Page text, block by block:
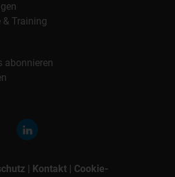
& Training
abonnieren
| Kontakt | Cookie-